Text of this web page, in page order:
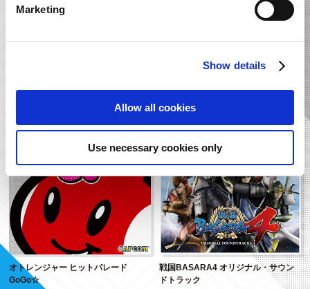
Marketing
Show details
Allow all cookies
Use necessary cookies only
ーション・アルバム【セルフカバ...
オトレンジャー ヒットパレード
GoGo☆
戦国BASARA4 オリジナル・サウン
ドトラック